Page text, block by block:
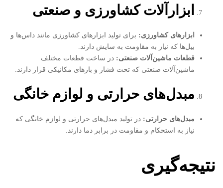
ابزارآلات کشاورزی و صنعتی
ابزارهای کشاورزی: برای تولید ابزارهای کشاورزی مانند داس‌ها و
بیل‌ها که نیاز به مقاومت به سایش دارند.
قطعات ماشین‌آلات صنعتی: در ساخت قطعات مختلف
ماشین‌آلات صنعتی که تحت فشار و بارهای مکانیکی قرار دارند.
مبدل‌های حرارتی و لوازم خانگی
مبدل‌های حرارتی: در تولید مبدل‌های حرارتی و لوازم خانگی که
نیاز به استحکام و مقاومت در برابر دما دارند.
نتیجه‌گیری